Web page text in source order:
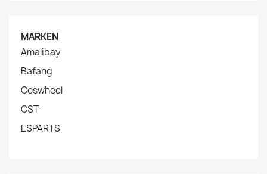
MARKEN
Amalibay
Bafang
Coswheel
CST
ESPARTS